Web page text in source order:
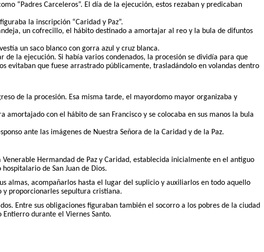
“Padres Carceleros”. El día de la ejecución, estos rezaban y predicaban
la inscripción “Caridad y Paz”.
un cofrecillo, el hábito destinado a amortajar al reo y la bula de difuntos
un saco blanco con gorra azul y cruz blanca.
la ejecución. Si había varios condenados, la procesión se dividía para que
evitaban que fuese arrastrado públicamente, trasladándolo en volandas dentro
de la procesión. Esa misma tarde, el mayordomo mayor organizaba y
con el hábito de san Francisco y se colocaba en sus manos la bula
ante las imágenes de Nuestra Señora de la Caridad y de la Paz.
Hermandad de Paz y Caridad, establecida inicialmente en el antiguo
de San Juan de Dios.
almas, acompañarlos hasta el lugar del suplicio y auxiliarlos en todo aquello
y proporcionarles sepultura cristiana.
Entre sus obligaciones figuraban también el socorro a los pobres de la ciudad
durante el Viernes Santo.